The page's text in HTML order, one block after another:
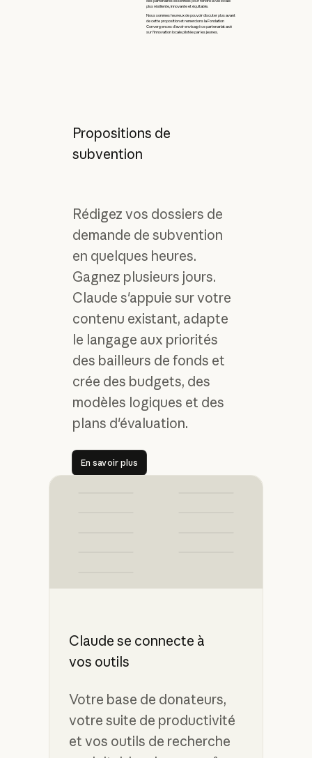
plus résiliente, innovante et équitable.
Nous sommes heureux de pouvoir discuter plus avant
de cette proposition et remercions la Fondation
Convergences d'avoir envisagé ce partenariat axé
sur l'innovation locale pilotée par les jeunes.
Propositions de
subvention
Rédigez vos dossiers de
demande de subvention
en quelques heures.
Gagnez plusieurs jours.
Claude s'appuie sur votre
contenu existant, adapte
le langage aux priorités
des bailleurs de fonds et
crée des budgets, des
modèles logiques et des
plans d'évaluation.
En savoir plus
En savoir plus
Claude se connecte à
vos outils
Votre base de donateurs,
votre suite de productivité
et vos outils de recherche